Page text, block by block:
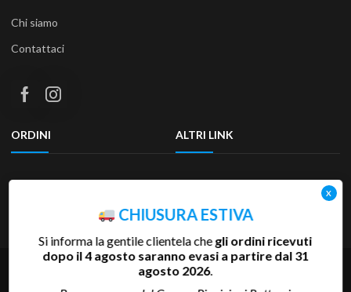
Chi siamo
Contattaci
ORDINI
Termini e condizioni
ALTRI LINK
Privacy Policy
Accessibilità
Copyright 2025 Pianigiani Rottami Srl | P.Iva 00655510527 | REA
SI-81793 | Cap.Soc. 600.000 €
CHIUSURA ESTIVA
Si informa la gentile clientela chegli ordini ricevuti
dopo il 4 agosto saranno evasi a partire dal 31
agosto 2026.